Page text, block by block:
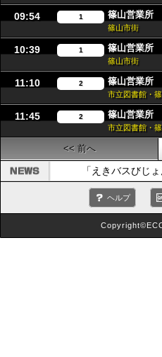
09:54 1 篠山営業所
篠山市街
10:39 1 篠山営業所
篠山市街
11:10 2 篠山営業所
市立図書館・
11:45 2 篠山営業所
市立図書館・
<< 前へ
「えきバスびじ
ヘルプ